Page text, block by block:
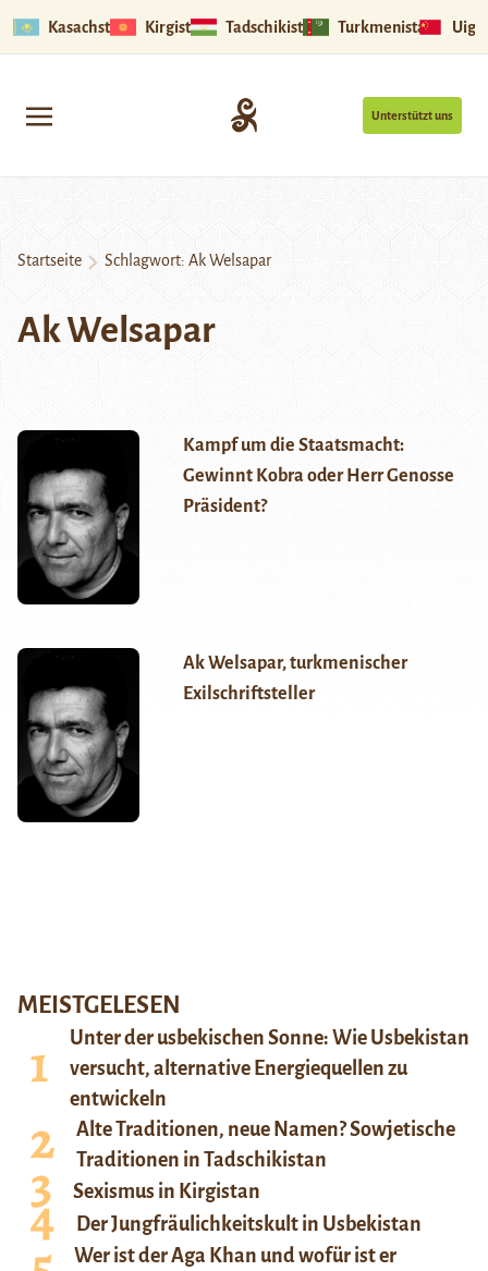
Kasachstan Kirgistan Tadschikistan Turkmenistan
Unterstützt uns
Startseite Schlagwort: Ak Welsapar
Ak Welsapar
Kampf um die Staatsmacht:
Gewinnt Kobra oder Herr Genosse
Präsident?
Ak Welsapar, turkmenischer
Exilschriftsteller
MEISTGELESEN
Unter der usbekischen Sonne: Wie Usbekistan
versucht, alternative Energiequellen zu
entwickeln
Alte Traditionen, neue Namen? Sowjetische
Traditionen in Tadschikistan
Sexismus in Kirgistan
Der Jungfräulichkeitskult in Usbekistan
Wer ist der Aga Khan und wofür ist er